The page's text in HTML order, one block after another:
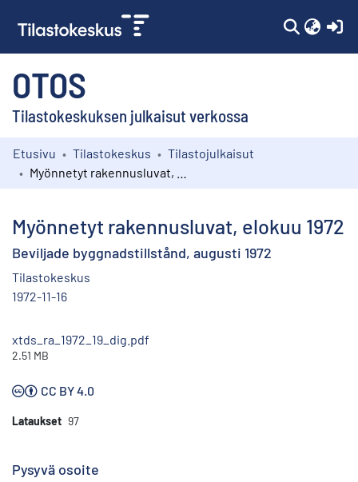
OTOS
Tilastokeskuksen julkaisut verkossa
Kokoelmat
Etusivu Tilastokeskus
Tilastojulkaisut
Myönnetyt rakennusluvat, elokuu 1972
Beviljade byggnadstillstånd, augusti 1972
Tilastokeskus
1972-11-16
xtds_ra_1972_19_dig.pdf
2.51 MB
CC BY 4.0
Lataukset 97
Pysyvä osoite